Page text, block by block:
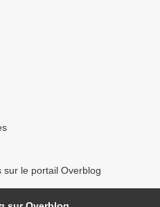
sur le portail Overblog